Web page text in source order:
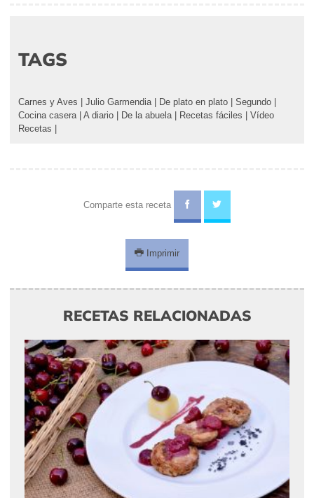
TAGS
Carnes y Aves Julio Garmendia De plato en plato Segundo
Cocina casera
A diario De la abuela Recetas fáciles
Vídeo
Recetas
Comparte esta receta
Imprimir
RECETAS RELACIONADAS